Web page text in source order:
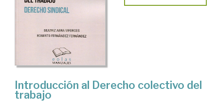
Introducción al Derecho colectivo del
trabajo